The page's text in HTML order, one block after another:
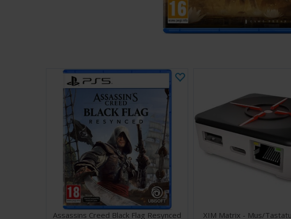
Assassins Creed Black Flag Resynced
XIM Matrix - Mus/